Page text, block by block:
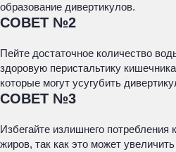
образование дивертикулов.
СОВЕТ №2
Пейте достаточное количество
здоровую перистальтику
которые могут усугубить
СОВЕТ №3
Избегайте излишнего
жиров, так как это может